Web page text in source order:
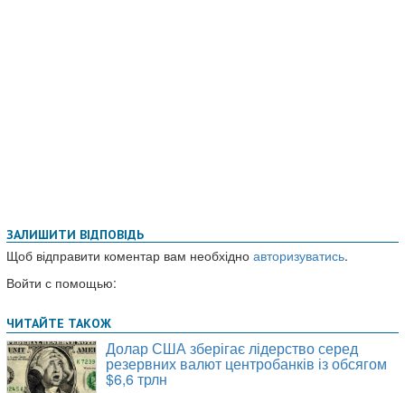
ЗАЛИШИТИ ВІДПОВІДЬ
Щоб відправити коментар вам необхідно авторизуватись.
Войти с помощью: